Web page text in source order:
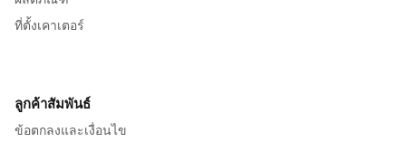
ที่ตั้งเคาเตอร์
ลูกค้าสัมพันธ์
ข้อตกลงและเงื่อนไข